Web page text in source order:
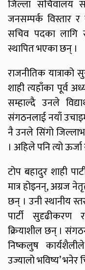
जिल्ला सचिवालय
जनसम्पर्क विस्तार
सचिव पदका लागि
स्थापित भएका छन् ।
राजनीतिक
शाही त्यहाँका पूर्व
सम्हाल्दै उनले
संगठनलाई नयाँ
नै उनले सिंगो
। अहिले पनि त्यो
टोप बहादुर शाही
मात्र होइनन्, अग्रज
छन् । उनी स्थानीय
पार्टी सुदृढीकरण
क्रियाशील छन् ।
निष्कलुष
उज्यालो भविष्य’ भनेर